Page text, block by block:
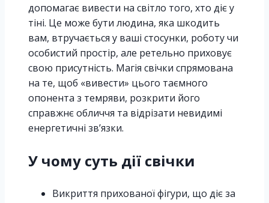
допомагає вивести на світло того, хто діє у
тіні. Це може бути людина, яка шкодить
вам, втручається у ваші стосунки, роботу чи
особистий простір, але ретельно приховує
свою присутність. Магія свічки спрямована
на те, щоб «вивести» цього таємного
опонента з темряви, розкрити його
справжнє обличчя та відрізати невидимі
енергетичні зв’язки.
У чому суть дії свічки
Викриття прихованої фігури, що діє за